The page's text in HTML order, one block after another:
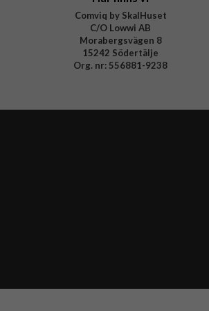
Comviq by SkalHuset
C/O Lowwi AB
Morabergsvägen 8
15242 Södertälje
Org. nr: 556881-9238